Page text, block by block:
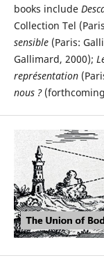
books include
Collection Tel
sensible(Paris:
Gallimard, 2000);
représentation
nous ?